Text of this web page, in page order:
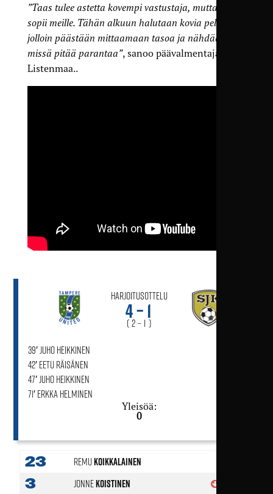
”Taas tulee astetta kovempi vastustaja, mutta se
sopii meille. Tähän alkuun halutaan kovia pelejä,
jolloin päästään mittaamaan tasoa ja nähdään
missä pitää parantaa”, sanoo päävalmentaja
Listenmaa..
Harjoitusottelu
4 – 1
( 2 – 1 )
39′ Juho Heikkinen
42′ Eetu Räisänen
47′ Juho Heikkinen
71′ Erkka Helminen
Yleisöä:
0
23 RemuKoikkalainen
3 JonneKoistinen